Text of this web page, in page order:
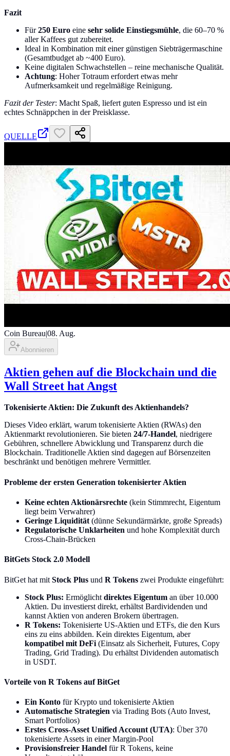
Fazit
Für250 Euro eine sehr solide Einstiegsmühle, die 60–70 %
aller Kaffees gut zubereitet.
Ideal in Kombination mit einer günstigen Siebträgermaschine
(Gesamtbudget ab ~400 Euro).
Keine digitalen Schwachstellen – reine mechanische Qualität.
Achtung: Hoher Totraum erfordert etwas mehr
Aufmerksamkeit und regelmäßige Reinigung.
Fazit der Tester: Macht Spaß, liefert guten Espresso und ist ein
echtes Schnäppchen in der Preisklasse.
QUELLE
Coin Bureau|08. Aug.
Abonnieren
Aktien gehen auf die Blockchain und die
Wall Street hat Angst
Tokenisierte Aktien: Die Zukunft des Aktienhandels?
Dieses Video erklärt, warum tokenisierte Aktien (RWAs) den
Aktienmarkt revolutionieren. Sie bieten 24/7-Handel, niedrigere
Gebühren, schnellere Abwicklung und Transparenz durch die
Blockchain. Traditionelle Aktien sind dagegen auf Börsenzeiten
beschränkt und benötigen mehrere Vermittler.
Probleme der ersten Generation tokenisierter Aktien
Keine echten Aktionärsrechte (kein Stimmrecht, Eigentum
liegt beim Verwahrer)
Geringe Liquidität (dünne Sekundärmärkte, große Spreads)
Regulatorische Unklarheiten und hohe Komplexität durch
Cross-Chain-Brücken
BitGets Stock 2.0 Modell
BitGet hat mit Stock Plus und R Tokens zwei Produkte eingeführt:
Stock Plus: Ermöglicht direktes Eigentum an über 10.000
Aktien. Du investierst direkt, erhältst Bardividenden und
kannst Aktien von anderen Brokern übertragen.
R Tokens: Tokenisierte US-Aktien und ETFs, die den Kurs
eins zu eins abbilden. Kein direktes Eigentum, aber
kompatibel mit DeFi (Einsatz als Sicherheit, Futures, Copy
Trading, Grid Trading). Du erhältst Dividenden automatisch
in USDT.
Vorteile von R Tokens auf BitGet
Ein Konto für Krypto und tokenisierte Aktien
Automatische Strategien via Trading Bots (Auto Invest,
Smart Portfolios)
Erstes Cross-Asset Unified Account (UTA): Über 370
tokenisierte Assets in einer Margin-Pool
Provisionsfreier Handel für R Tokens, keine